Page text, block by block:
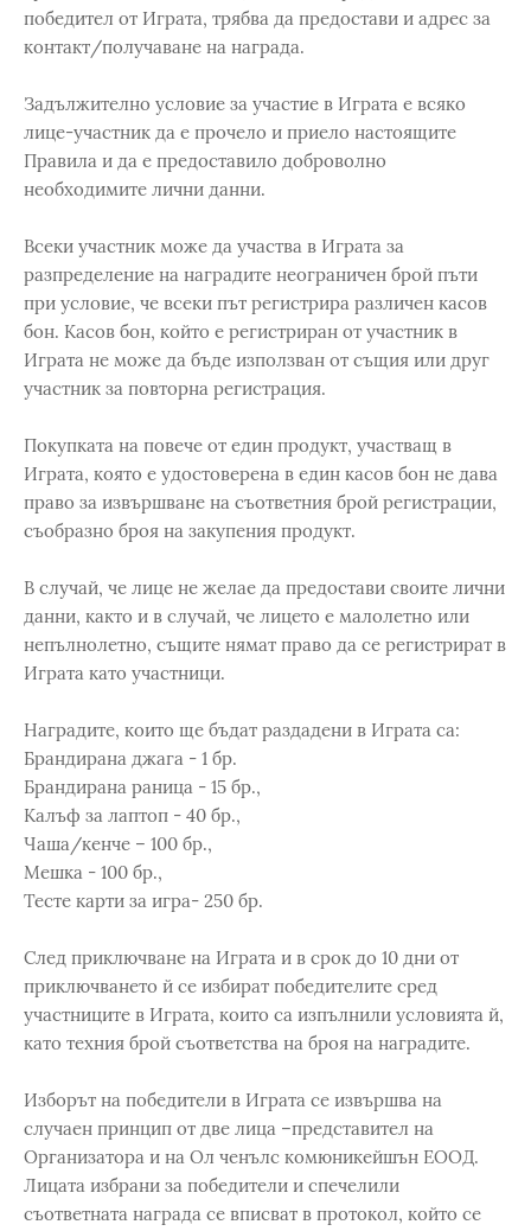
победител от Играта, трябва да предостави и адрес за
контакт/получаване на награда.
Задължително условие за участие в Играта е всяко
лице-участник да е прочело и приело настоящите
Правила и да е предоставило доброволно
необходимите лични данни.
Всеки участник може да участва в Играта за
разпределение на наградите неограничен брой пъти
при условие, че всеки път регистрира различен касов
бон. Касов бон, който е регистриран от участник в
Играта не може да бъде използван от същия или друг
участник за повторна регистрация.
Покупката на повече от един продукт, участващ в
Играта, която е удостоверена в един касов бон не дава
право за извършване на съответния брой регистрации,
съобразно броя на закупения продукт.
В случай, че лице не желае да предостави своите лични
данни, както и в случай, че лицето е малолетно или
непълнолетно, същите нямат право да се регистрират в
Играта като участници.
Наградите, които ще бъдат раздадени в Играта са:
Брандирана джага - 1 бр.
Брандирана раница - 15 бр.,
Калъф за лаптоп - 40 бр.,
Чаша/кенче – 100 бр.,
Мешка - 100 бр.,
Тесте карти за игра- 250 бр.
След приключване на Играта и в срок до 10 дни от
приключването й се избират победителите сред
участниците в Играта, които са изпълнили условията й,
като техния брой съответства на броя на наградите.
Изборът на победители в Играта се извършва на
случаен принцип от две лица –представител на
Организатора и на Ол ченълс комюникейшън ЕООД.
Лицата избрани за победители и спечелили
съответната награда се вписват в протокол, който се